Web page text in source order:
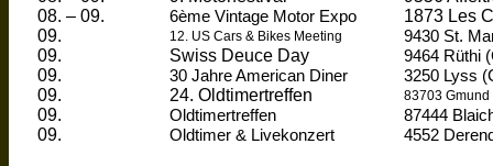
08. – 09.
6ème Vintage Motor Expo 1873 Les
09.
12. US Cars & Bikes Meeting 9430 St.
09. Swiss Deuce Day 9464 Rüthi
09. 30 Jahre American Diner 3250 Lyss
09. 24.Oldtimertreffen 83703 Gmund
09. Oldtimertreffen 87444
09. Oldtimer & Livekonzert 4552